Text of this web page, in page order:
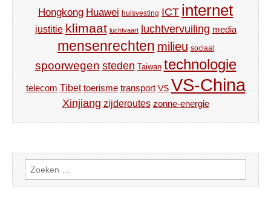
Hongkong Huawei huisvesting ICT internet
justitie klimaat luchtvaart luchtvervuiling media
mensenrechten milieu sociaal
spoorwegen steden Taiwan technologie
telecom Tibet toerisme transport VS VS-China
Xinjiang zijderoutes zonne-energie
Zoeken
naar: